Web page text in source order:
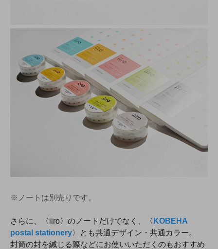
※ノートは別売りです。
さらに、〈iiro〉のノートだけでなく、〈 KOBEHA
postal stationery〉とも共通デザイン・共通カラー。
封筒の封を緘じる際などにお使いいただくのもおすすめ